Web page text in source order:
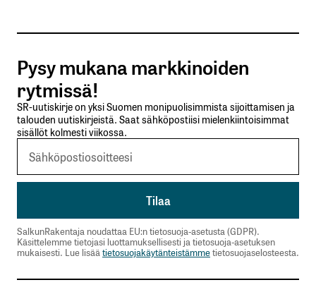
Tilaa SalkunRakentajan uutiskirje
Lähetä kommentti
Pysy mukana markkinoiden
rytmissä!
SR-uutiskirje on yksi Suomen monipuolisimmista sijoittamisen ja
talouden uutiskirjeistä. Saat sähköpostiisi mielenkiintoisimmat
sisällöt kolmesti viikossa.
SalkunRakentaja noudattaa EU:n tietosuoja-asetusta (GDPR).
Käsittelemme tietojasi luottamuksellisesti ja tietosuoja-asetuksen
mukaisesti. Lue lisää tietosuojakäytänteistämmetietosuojaselosteesta.